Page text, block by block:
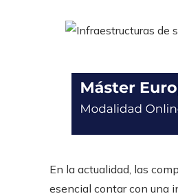
En la actualidad, las
esencial contar con una